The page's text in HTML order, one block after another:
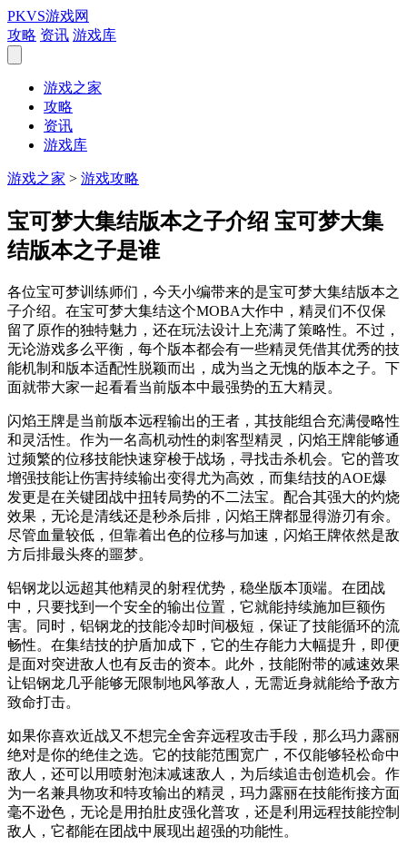
PKVS游戏网
攻略 资讯 游戏库
游戏之家
攻略
资讯
游戏库
游戏之家 > 游戏攻略
宝可梦大集结版本之子介绍 宝可梦大集
结版本之子是谁
各位宝可梦训练师们，今天小编带来的是宝可梦大集结版本之
子介绍。在宝可梦大集结这个MOBA大作中，精灵们不仅保
留了原作的独特魅力，还在玩法设计上充满了策略性。不过，
无论游戏多么平衡，每个版本都会有一些精灵凭借其优秀的技
能机制和版本适配性脱颖而出，成为当之无愧的版本之子。下
面就带大家一起看看当前版本中最强势的五大精灵。
闪焰王牌是当前版本远程输出的王者，其技能组合充满侵略性
和灵活性。作为一名高机动性的刺客型精灵，闪焰王牌能够通
过频繁的位移技能快速穿梭于战场，寻找击杀机会。它的普攻
增强技能让伤害持续输出变得尤为高效，而集结技的AOE爆
发更是在关键团战中扭转局势的不二法宝。配合其强大的灼烧
效果，无论是清线还是秒杀后排，闪焰王牌都显得游刃有余。
尽管血量较低，但靠着出色的位移与加速，闪焰王牌依然是敌
方后排最头疼的噩梦。
铝钢龙以远超其他精灵的射程优势，稳坐版本顶端。在团战
中，只要找到一个安全的输出位置，它就能持续施加巨额伤
害。同时，铝钢龙的技能冷却时间极短，保证了技能循环的流
畅性。在集结技的护盾加成下，它的生存能力大幅提升，即便
是面对突进敌人也有反击的资本。此外，技能附带的减速效果
让铝钢龙几乎能够无限制地风筝敌人，无需近身就能给予敌方
致命打击。
如果你喜欢近战又不想完全舍弃远程攻击手段，那么玛力露丽
绝对是你的绝佳之选。它的技能范围宽广，不仅能够轻松命中
敌人，还可以用喷射泡沫减速敌人，为后续追击创造机会。作
为一名兼具物攻和特攻输出的精灵，玛力露丽在技能衔接方面
毫不逊色，无论是用拍肚皮强化普攻，还是利用远程技能控制
敌人，它都能在团战中展现出超强的功能性。